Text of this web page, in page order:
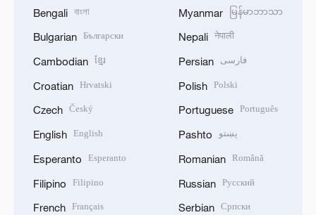
Bengali বাংলা
Bulgarian Български
Cambodian ខ្មែរ
Croatian Hrvatski
Czech Český
English English
Esperanto Esperanto
Filipino Filipino
French Français
Myanmar မြန်မာဘာသာ
Nepali नेपाली
Persian فارسی
Polish Polski
Portuguese Português
Pashto پښتو
Romanian Română
Russian Русский
Serbian Српски